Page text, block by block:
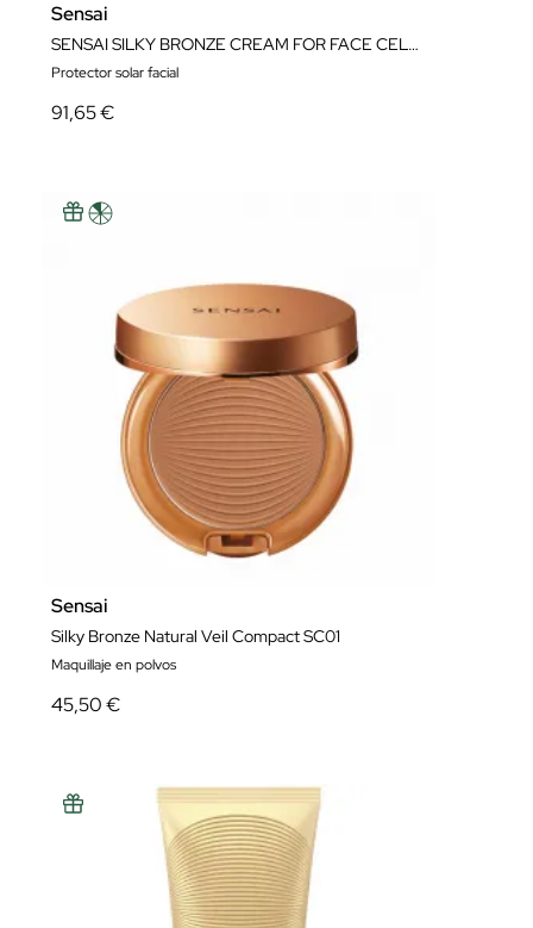
Sensai
SENSAI SILKY BRONZE CREAM FOR FACE CELLULAR PROTECTIVE
Protector solar facial
91,65 €
Sensai
Silky Bronze Natural Veil Compact SC01
Maquillaje en polvos
45,50 €